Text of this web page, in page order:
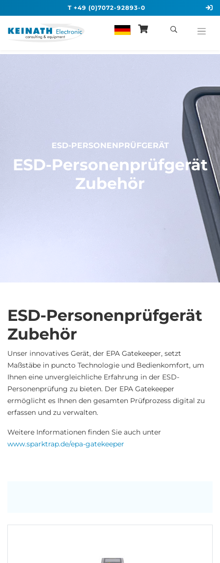
T +49 (0)7072-92893-0
ESD-PERSONENPRÜFGERÄT
ESD-Personenprüfgerät
Zubehör
ESD-Personenprüfgerät
Zubehör
Unser innovatives Gerät, der EPA Gatekeeper, setzt
Maßstäbe in puncto Technologie und Bedienkomfort, um
Ihnen eine unvergleichliche Erfahrung in der ESD-
Personenprüfung zu bieten. Der EPA Gatekeeper
ermöglicht es Ihnen den gesamten Prüfprozess digital zu
erfassen und zu verwalten.
Weitere Informationen finden Sie auch unter
www.sparktrap.de/epa-gatekeeper